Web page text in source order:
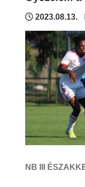
2023.08.13.
NB III